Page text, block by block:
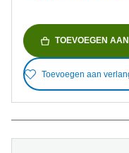
TOEVOEGEN
Toevoegen aan